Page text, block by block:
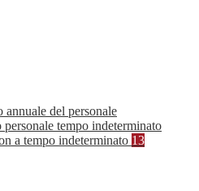
annuale del personale
personale tempo indeterminato
a tempo indeterminato 13